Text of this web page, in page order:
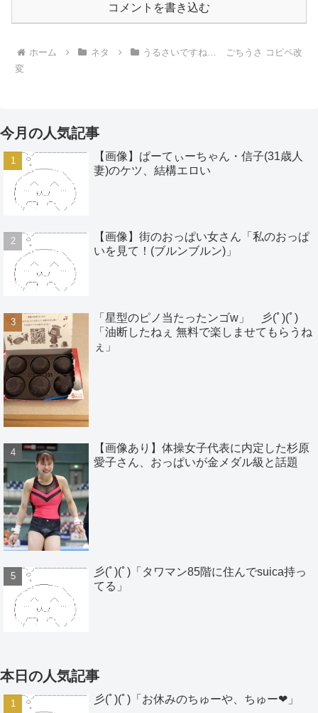
コメントを書き込む
ホーム ネタ
うるさいですね… ごちうさ コピペ改
変
今月の人気記事
【画像】ぱーてぃーちゃん・信子(31歳人
妻)のケツ、結構エロい
【画像】街のおっぱい女さん「私のおっぱ
いを見て！(ブルンブルン)」
「星型のピノ当たったンゴw」 彡(ﾟ)(ﾟ)
「油断したねぇ 無料で楽しませてもらうね
ぇ」
【画像あり】体操女子代表に内定した杉原
愛子さん、おっぱいが金メダル級と話題
彡(ﾟ)(ﾟ)「タワマン85階に住んでsuica持っ
てる」
本日の人気記事
彡(ﾟ)(ﾟ)「お休みのちゅーや、ちゅー❤」